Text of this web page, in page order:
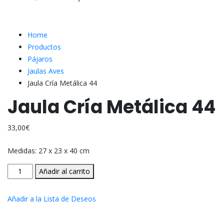
Home
Productos
Pájaros
Jaulas Aves
Jaula Cría Metálica 44
Jaula Cría Metálica 44
33,00€
Medidas: 27 x 23 x 40 cm
Jaula
Cría
Añadir al carrito
Añadir a la Lista de Deseos